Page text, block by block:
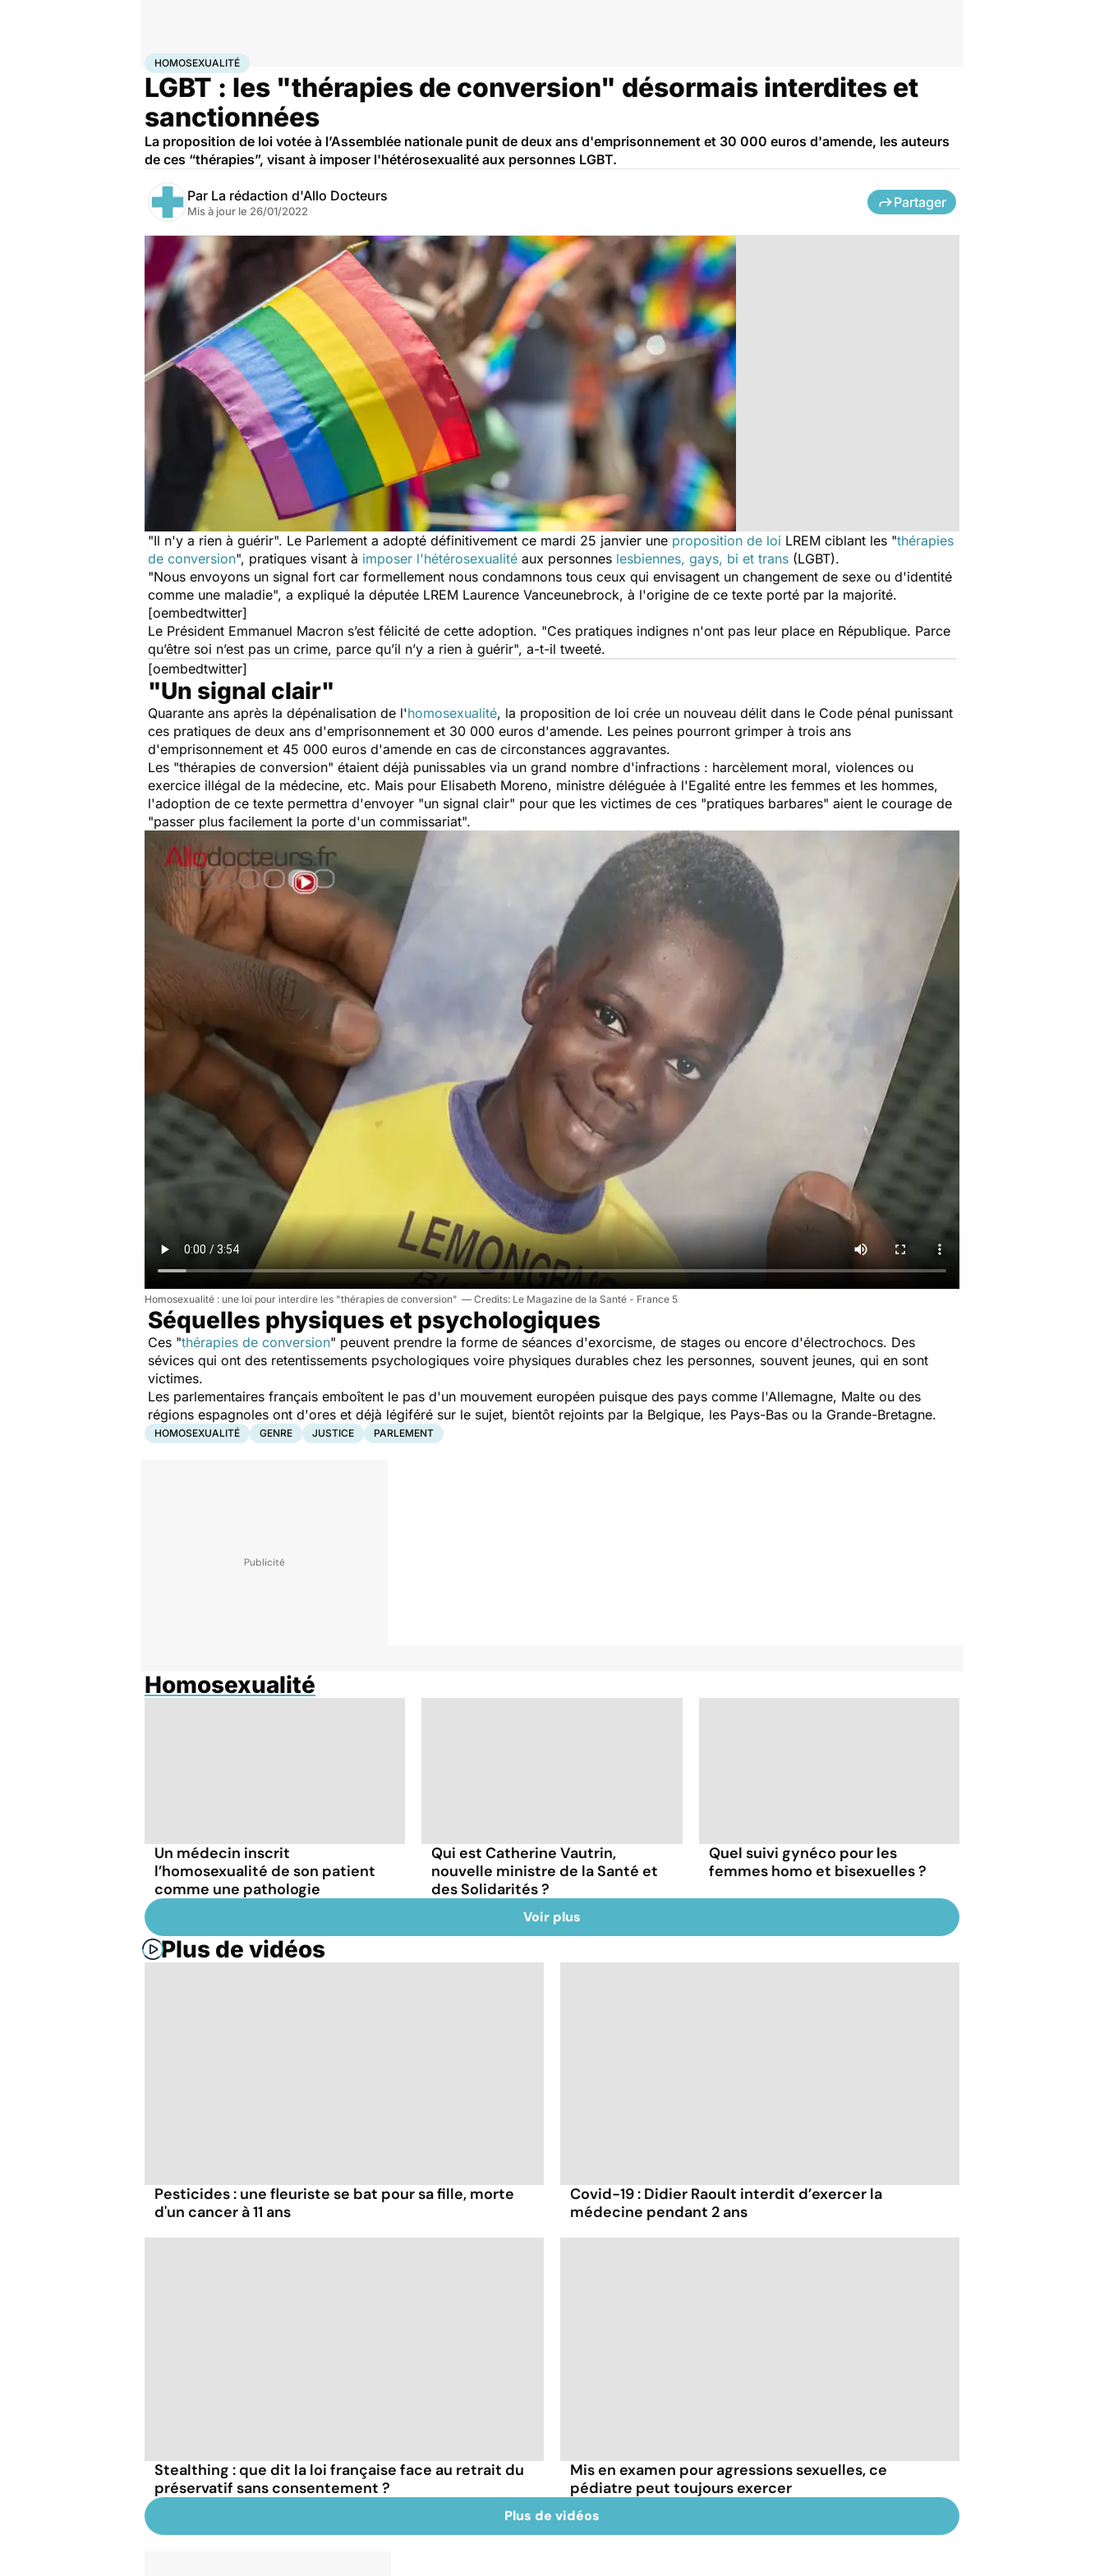
AccueilSantéSociété Santé publique
HOMOSEXUALITÉ
LGBT : les "thérapies de conversion" désormais interdites et
sanctionnées
La proposition de loi votée à l’Assemblée nationale punit de deux ans d'emprisonnement et 30 000 euros d'amende, les auteurs
de ces “thérapies”, visant à imposer l'hétérosexualité aux personnes LGBT.
Par La rédaction d'Allo Docteurs
Mis à jour le 26/01/2022
Partager
"Il n'y a rien à guérir". Le Parlement a adopté définitivement ce mardi 25 janvier une proposition de loi LREM ciblant les "thérapies
de conversion", pratiques visant à imposer l'hétérosexualité aux personnes lesbiennes, gays, bi et trans (LGBT).
"Nous envoyons un signal fort car formellement nous condamnons tous ceux qui envisagent un changement de sexe ou d'identité
comme une maladie", a expliqué la députée LREM Laurence Vanceunebrock, à l'origine de ce texte porté par la majorité.
[oembedtwitter]
Le Président Emmanuel Macron s’est félicité de cette adoption. "Ces pratiques indignes n'ont pas leur place en République. Parce
qu’être soi n’est pas un crime, parce qu’il n’y a rien à guérir", a-t-il tweeté.
[oembedtwitter]
"Un signal clair"
Quarante ans après la dépénalisation de l'homosexualité, la proposition de loi crée un nouveau délit dans le Code pénal punissant
ces pratiques de deux ans d'emprisonnement et 30 000 euros d'amende. Les peines pourront grimper à trois ans
d'emprisonnement et 45 000 euros d'amende en cas de circonstances aggravantes.
Les "thérapies de conversion" étaient déjà punissables via un grand nombre d'infractions : harcèlement moral, violences ou
exercice illégal de la médecine, etc. Mais pour Elisabeth Moreno, ministre déléguée à l'Egalité entre les femmes et les hommes,
l'adoption de ce texte permettra d'envoyer "un signal clair" pour que les victimes de ces "pratiques barbares" aient le courage de
"passer plus facilement la porte d'un commissariat".
Homosexualité : une loi pour interdire les "thérapies de conversion" Le Magazine de la Santé - France 5
Séquelles physiques et psychologiques
Ces "thérapies de conversion" peuvent prendre la forme de séances d'exorcisme, de stages ou encore d'électrochocs. Des
sévices qui ont des retentissements psychologiques voire physiques durables chez les personnes, souvent jeunes, qui en sont
victimes.
Les parlementaires français emboîtent le pas d'un mouvement européen puisque des pays comme l'Allemagne, Malte ou des
régions espagnoles ont d'ores et déjà légiféré sur le sujet, bientôt rejoints par la Belgique, les Pays-Bas ou la Grande-Bretagne.
HOMOSEXUALITÉ GENRE JUSTICE PARLEMENT
Homosexualité
Un médecin inscrit
l’homosexualité de son patient
comme une pathologie
Qui est Catherine Vautrin,
nouvelle ministre de la Santé et
des Solidarités ?
Quel suivi gynéco pour les
femmes homo et bisexuelles ?
Voir plus
Plus de vidéos
Pesticides : une fleuriste se bat pour sa fille, morte
d'un cancer à 11 ans
Covid-19 : Didier Raoult interdit d’exercer la
médecine pendant 2 ans
Stealthing : que dit la loi française face au retrait du
préservatif sans consentement ?
Mis en examen pour agressions sexuelles, ce
pédiatre peut toujours exercer
Plus de vidéos